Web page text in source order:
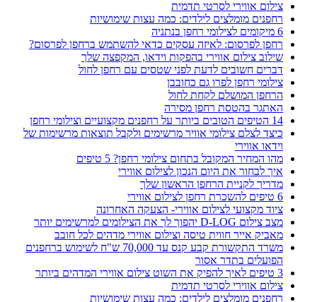
צילום אווירי לסרטי תדמית
רחפנים מומלצים לילדים: כמה עצות שימושיות
6 מיקומים לצילומי רחפן בנתניה
רחפן לפרסום: לאיזה עסקים כדאי להשתמש ברחפן לפרסום?
שילוב צילום אווירי בהפקות וידאו, המקפצה שלך
דברים חשובים לדעת לפני שטסים עם רחפן לחול
צילומי רחפן לפרו גם כחובבן
הרחפן המושלם לקחת לחול
האתגר בהטסת רחפן מסירה
14 הטיפים הטובים ביותר על רחפנים מקצועיים וצילומי רחפן
כיצד לצלם צילומי אוויר מרשימים ולקבל תוצאות מרשימות של
וידאו אווירי
מהו המחיר המקובל בתחום צילומי רחפן? 5 טיפים
איך לבחור את היום הנכון לצילום אווירי
מדריך לקניית הרחפן הראשון שלך
6 טיפים להשכרת רחפן לצילום אווירי
ציוד מקצועי לצילום אווירי- הצעקה האחרונה
מצב צילום D-LOG יהפוך לך את הצילומים למרשימים יותר
מאביק אייר חווית טיסה וצילום אווירי מדהים לכל חובב
משרד התקשורת קבע קנס עד 70,000 ש"ח לשימוש ברחפנים
הפועלים בתדר אסור
3 טיפים לאיך להפיק את השוט צילום אווירי המדהים ביותר
צילום אווירי לסרטי תדמית
רחפנים מומלצים לילדים: כמה עצות שימושיות